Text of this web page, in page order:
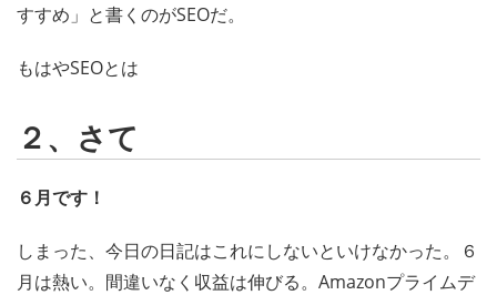
すすめ」と書くのがSEOだ。
もはやSEOとは
２、さて
６月です！
しまった、今日の日記はこれにしないといけなかった。６
月は熱い。間違いなく収益は伸びる。Amazonプライムデ